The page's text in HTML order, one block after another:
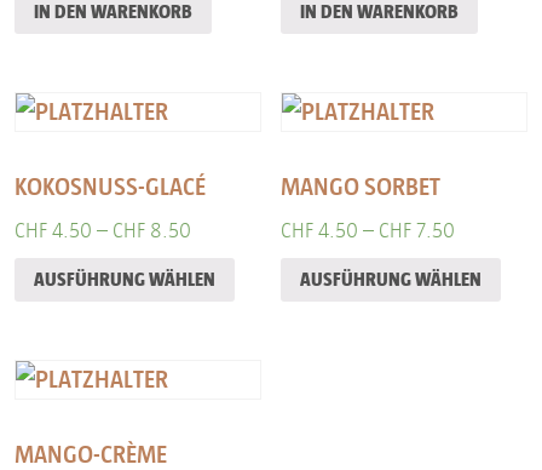
IN DEN WARENKORB IN DEN WARENKORB
KOKOSNUSS-GLACÉ
CHF 4.50 – CHF 8.50
AUSFÜHRUNG WÄHLEN
MANGO SORBET
CHF4.50 – CHF7.50
AUSFÜHRUNG WÄHLEN
MANGO-CRÈME